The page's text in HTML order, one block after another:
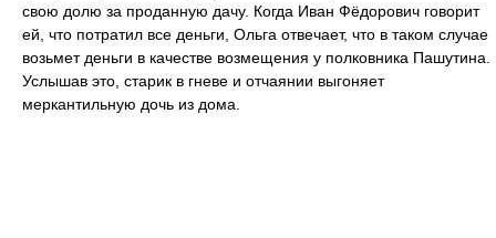
свою долю за проданную дачу. Когда Иван Фёдорович говорит
ей, что потратил все деньги, Ольга отвечает, что в таком случае
возьмет деньги в качестве возмещения у полковника Пашутина.
Услышав это, старик в гневе и отчаянии выгоняет
меркантильную дочь из дома.